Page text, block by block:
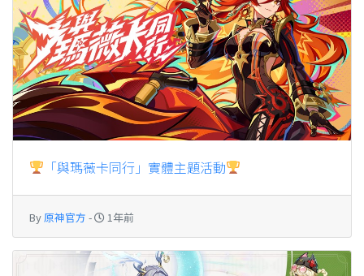
「與瑪薇卡同行」實體主題活動
By 原神官方 - 1年前